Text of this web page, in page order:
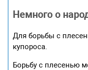
Немного о
Для борьбы с
купороса.
Борьбу с плесенью